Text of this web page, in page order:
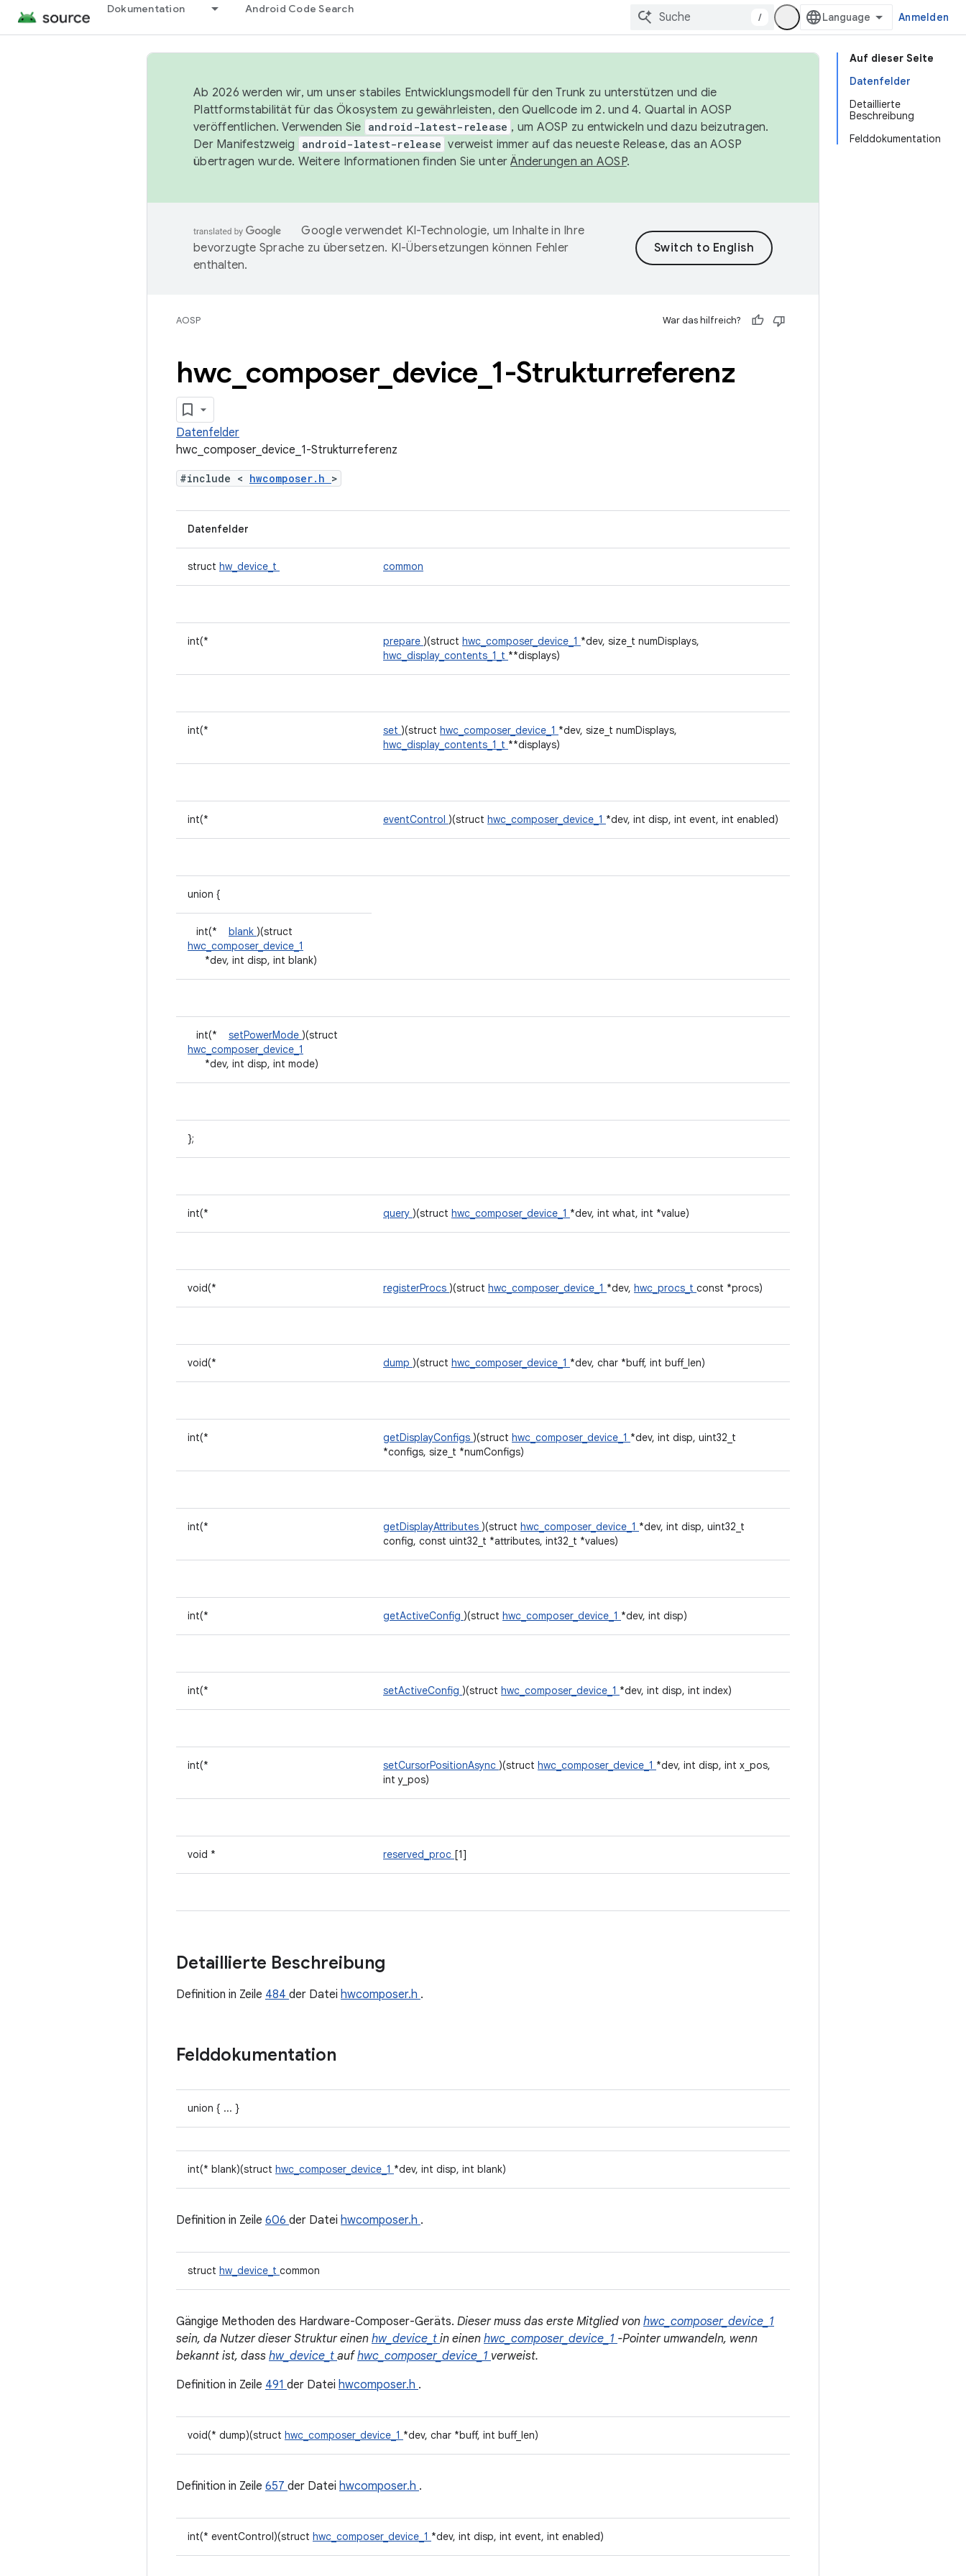
Dokumentation Android Code Search
/ Anmelden
Auf dieser Seite
Datenfelder
Detaillierte
Beschreibung
Felddokumentation
Ab 2026 werden wir, um unser stabiles Entwicklungsmodell für den Trunk zu unterstützen und die
Plattformstabilität für das Ökosystem zu gewährleisten, den Quellcode im 2. und 4. Quartal in AOSP
veröffentlichen. Verwenden Sie android-latest-release , um AOSP zu entwickeln und dazu beizutragen.
Der Manifestzweig
android-latest-release verweist immer auf das neueste Release, das an AOSP
übertragen wurde. Weitere Informationen finden Sie unterÄnderungen an AOSP.
Google verwendet KI-Technologie, um Inhalte in Ihre
bevorzugte Sprache zu übersetzen. KI-Übersetzungen können Fehler
enthalten.
AOSP War das hilfreich?
hwc composer_ device 1-Strukturreferenz
Datenfelder
hwc_composer_device_1-Strukturreferenz
#include < hwcomposer.h >
Datenfelder
struct hw_device_t common
int(* prepare )(struct hwc_composer_device_1 *dev, size_t numDisplays,
hwc_display_contents_1_t **displays)
int(* set )(struct hwc_composer_device_1 *dev, size_t numDisplays,
hwc_display_contents_1_t **displays)
int(* eventControl )(struct hwc_composer_device_1 *dev, int disp, int event, int enabled)
union {
int(* blank )(struct
hwc_composer_device_1
*dev, int disp, int blank)
int(* setPowerMode )(struct
hwc_composer_device_1
*dev, int disp, int mode)
};
int(* query )(struct hwc_composer_device_1 *dev, int what, int *value)
void(* registerProcs )(struct hwc_composer_device_1 *dev, hwc_procs_t const *procs)
void(* dump )(struct hwc_composer_device_1 *dev, char *buff, int buff_len)
int(* getDisplayConfigs )(struct hwc_composer_device_1 *dev, int disp, uint32_t
*configs, size_t *numConfigs)
int(* getDisplayAttributes )(struct hwc_composer_device_1 *dev, int disp, uint32_t
config, const uint32_t *attributes, int32_t *values)
int(* getActiveConfig )(struct hwc_composer_device_1 *dev, int disp)
int(* setActiveConfig )(struct hwc_composer_device_1 *dev, int disp, int index)
int(* setCursorPositionAsync )(struct hwc_composer_device_1 *dev, int disp, int x_pos,
int y_pos)
void * reserved_proc [1]
Detaillierte Beschreibung
Definition in Zeile 484 der Datei hwcomposer.h .
Felddokumentation
union { ... }
int(* blank)(struct hwc_composer_device_1 *dev, int disp, int blank)
Definition in Zeile 606 der Datei hwcomposer.h .
struct hw_device_t common
Gängige Methoden des Hardware-Composer-Geräts. Dieser muss das erste Mitglied von hwc_composer_device_1
sein, da Nutzer dieser Struktur einen hw_device_t in einen hwc_composer_device_1 -Pointer umwandeln, wenn
bekannt ist, dass hw_device_t aufhwc_composer_device_1 verweist.
Definition in Zeile 491 der Datei hwcomposer.h .
void(* dump)(struct hwc_composer_device_1 *dev, char *buff, int buff_len)
Definition in Zeile 657 der Datei hwcomposer.h .
int(* eventControl)(struct hwc_composer_device_1 *dev, int disp, int event, int enabled)